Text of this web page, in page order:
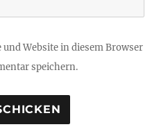
Website in diesem Browser
speichern.